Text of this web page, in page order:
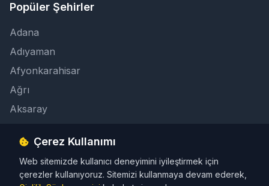
Popüler Şehirler
Adana
Adıyaman
Afyonkarahisar
Ağrı
Aksaray
İletişim
info@taksicibul.com
Çerez Kullanımı
Web sitemizde kullanıcı deneyimini iyileştirmek için
çerezler kullanıyoruz. Sitemizi kullanmaya devam ederek,